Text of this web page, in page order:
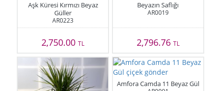
Aşk Küresi Kırmızı Beyaz
Güller
AR0223
2,750.00TL
Beyazın Saflığı
AR0019
2,796.76 TL
Amfora Camda 11 Beyaz Gül